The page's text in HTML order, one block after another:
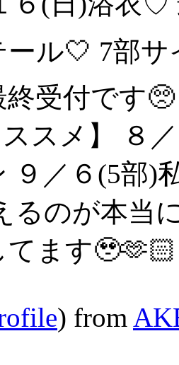
ール🤍 7部
受付です🥺
ススメ】
８
９／６(5部)
るのが本当
ます🥹🫶🏻
) from